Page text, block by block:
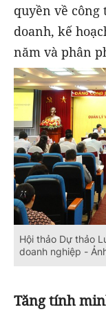
quyền về
doanh, kế
năm và phân
Hội thảo Dự thảo
doanh nghiệp -
Tăng tính